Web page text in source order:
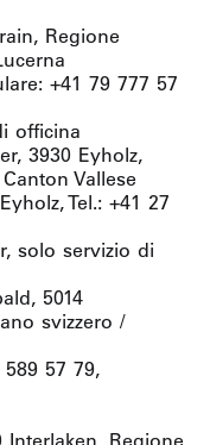
Regione
+41 79 777 57
officina
3930 Eyholz,
Vallese
Tel.: +41 27
solo servizio di
5014
svizzero /
589 57 79,
Regione